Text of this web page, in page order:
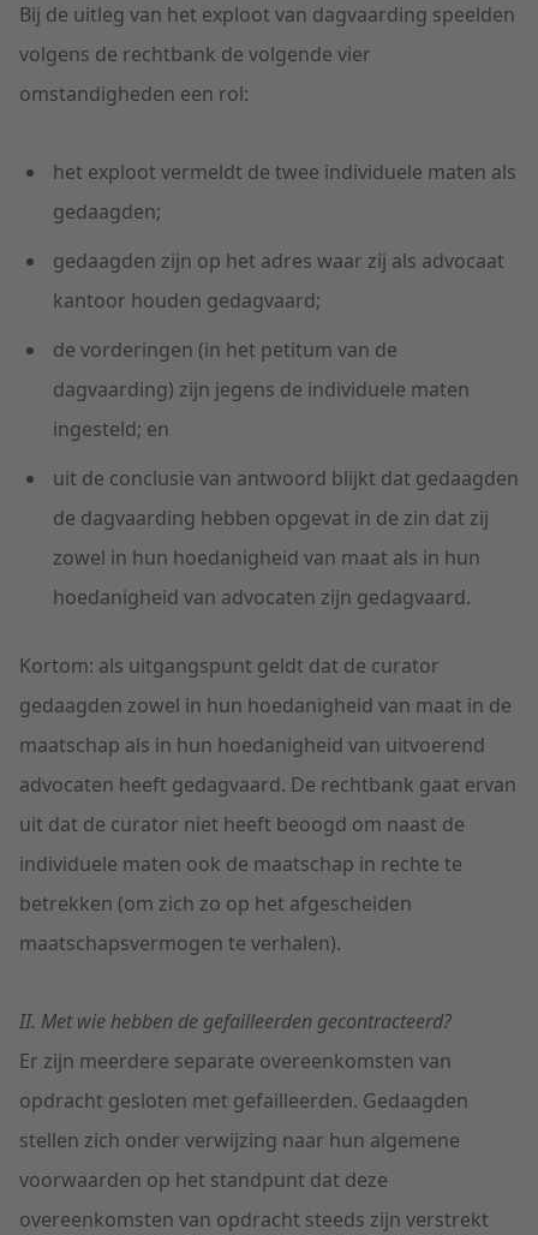
Bij de uitleg van het exploot van dagvaarding speelden
volgens de rechtbank de volgende vier
omstandigheden een rol:
het exploot vermeldt de twee individuele maten als
gedaagden;
gedaagden zijn op het adres waar zij als advocaat
kantoor houden gedagvaard;
de vorderingen (in het petitum van de
dagvaarding) zijn jegens de individuele maten
ingesteld; en
uit de conclusie van antwoord blijkt dat gedaagden
de dagvaarding hebben opgevat in de zin dat zij
zowel in hun hoedanigheid van maat als in hun
hoedanigheid van advocaten zijn gedagvaard.
Kortom: als uitgangspunt geldt dat de curator
gedaagden zowel in hun hoedanigheid van maat in de
maatschap als in hun hoedanigheid van uitvoerend
advocaten heeft gedagvaard. De rechtbank gaat ervan
uit dat de curator niet heeft beoogd om naast de
individuele maten ook de maatschap in rechte te
betrekken (om zich zo op het afgescheiden
maatschapsvermogen te verhalen).
II. Met wie hebben de gefailleerden gecontracteerd?
Er zijn meerdere separate overeenkomsten van
opdracht gesloten met gefailleerden. Gedaagden
stellen zich onder verwijzing naar hun algemene
voorwaarden op het standpunt dat deze
overeenkomsten van opdracht steeds zijn verstrekt